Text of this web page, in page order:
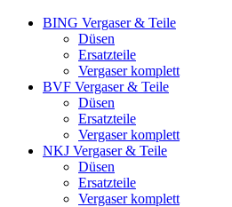
BING Vergaser & Teile
Düsen
Ersatzteile
Vergaser komplett
BVF Vergaser & Teile
Düsen
Ersatzteile
Vergaser komplett
NKJ Vergaser & Teile
Düsen
Ersatzteile
Vergaser komplett